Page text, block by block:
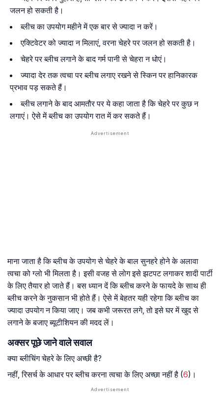
जलन हो सकती है।
ब्लीच का उपयोग महीने में एक बार से ज्यादा न करें।
एक्टिवेटर को ज्यादा न मिलाएं, वरना चेहरे पर जलन हो सकती है।
चेहरे पर ब्लीच लगाने के बाद गर्म पानी से चेहरा न धोएं।
ज्यादा देर तक त्वचा पर ब्लीच लगाए रखने से स्किन पर हानिकारक
प्रभाव पड़ सकते हैं।
ब्लीच लगाने के बाद आमतौर पर ये कहा जाता है कि चेहरे पर कुछ न
लगाएं। ऐसे में ब्लीच का उपयोग रात में कर सकते हैं।
माना जाता है कि ब्लीच के उपयोग से चेहरे के बाल सुनहरे होने के अलावा
त्वचा को ग्लो भी मिलता है। इसी वजह से लोग इसे झटपट लगाकर शादी पार्टी
के लिए तैयार हो जाते हैं। बस ध्यान दें कि ब्लीच करने के फायदे के साथ ही
ब्लीच करने के नुकसान भी होते हैं। ऐसे में बेहतर यही रहेगा कि ब्लीच का
ज्यादा उपयोग न किया जाए। जब कभी जरूरत लगे, तो इसे घर में खुद से
लगाने के बजाए ब्यूटीशियन की मदद लें।
अक्सर पूछे जाने वाले सवाल
क्या ब्लीचिंग चेहरे के लिए अच्छी है?
नहीं, रिसर्च के आधार पर ब्लीच करना त्वचा के लिए अच्छा नहीं है (6)।